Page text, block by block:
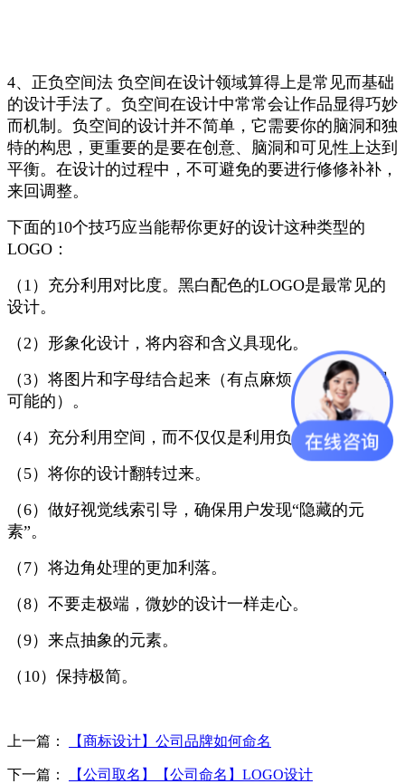
4、正负空间法 负空间在设计领域算得上是常见而基础
的设计手法了。负空间在设计中常常会让作品显得巧妙
而机制。负空间的设计并不简单，它需要你的脑洞和独
特的构思，更重要的是要在创意、脑洞和可见性上达到
平衡。在设计的过程中，不可避免的要进行修修补补，
来回调整。
下面的10个技巧应当能帮你更好的设计这种类型的
LOGO：
（ 1）充分利用对比度。黑白配色的LOGO是最常见的
设计。
（2）形象化设计，将内容和含义具现化。
（3）将图片和字母结合起来（有点麻烦，但是确实是
可能的）。
（4）充分利用空间，而不仅仅是利用负空间。
（5）将你的设计翻转过来。
（6）做好视觉线索引导，确保用户发现“隐藏的元
素”。
（7）将边角处理的更加利落。
（8）不要走极端，微妙的设计一样走心。
（9）来点抽象的元素。
（10）保持极简。
上一篇： 【商标设计】公司品牌如何命名
下一篇： 【公司取名】【公司命名】LOGO设计